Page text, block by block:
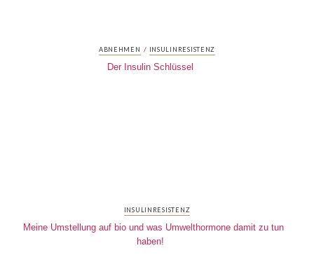
ABNEHMEN / INSULINRESISTENZ
Der Insulin Schlüssel
INSULINRESISTENZ
Meine Umstellung auf bio und was Umwelthormone damit zu tun
haben!